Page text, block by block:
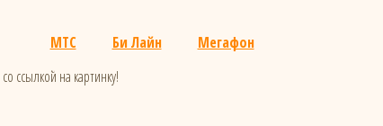
МТС
Би Лайн
Мегафон
ссылкой на картинку!